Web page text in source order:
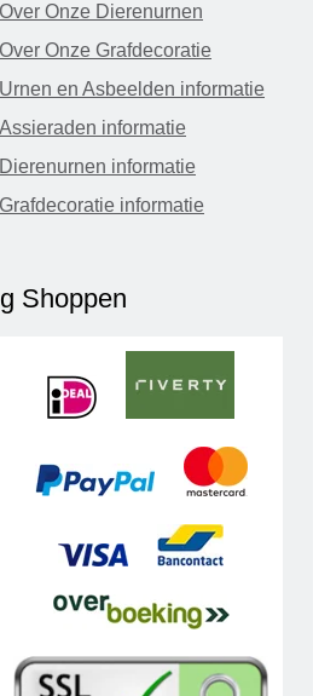
Over Onze Dierenurnen
Over Onze Grafdecoratie
Urnen en Asbeelden informatie
Assieraden informatie
Dierenurnen informatie
Grafdecoratie informatie
Shoppen